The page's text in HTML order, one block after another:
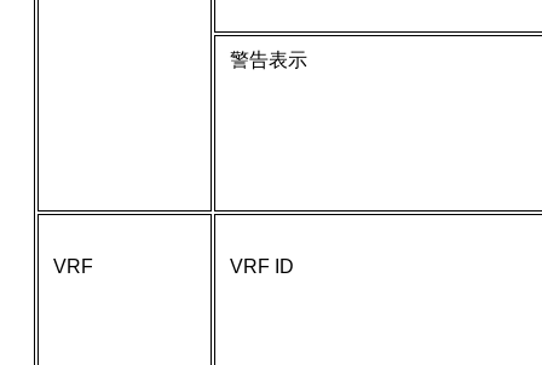
警告表示
VRF VRF ID